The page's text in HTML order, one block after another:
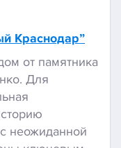
Краснодар”
от памятника
Для
неожиданной